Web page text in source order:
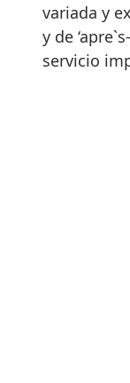
variada y
y de
servicio